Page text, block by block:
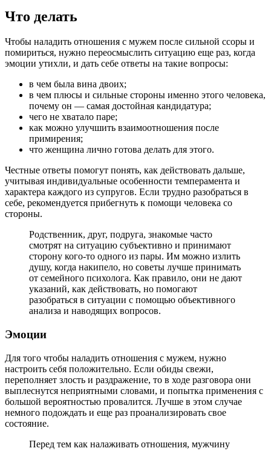
Что делать
Чтобы наладить отношения с мужем после сильной ссоры и
помириться, нужно переосмыслить ситуацию еще раз, когда
эмоции утихли, и дать себе ответы на такие вопросы:
в чем была вина двоих;
в чем плюсы и сильные стороны именно этого человека,
почему он — самая достойная кандидатура;
чего не хватало паре;
как можно улучшить взаимоотношения после
примирения;
что женщина лично готова делать для этого.
Честные ответы помогут понять, как действовать дальше,
учитывая индивидуальные особенности темперамента и
характера каждого из супругов. Если трудно разобраться в
себе, рекомендуется прибегнуть к помощи человека со
стороны.
Родственник, друг, подруга, знакомые часто
смотрят на ситуацию субъективно и принимают
сторону кого-то одного из пары. Им можно излить
душу, когда накипело, но советы лучше принимать
от семейного психолога. Как правило, они не дают
указаний, как действовать, но помогают
разобраться в ситуации с помощью объективного
анализа и наводящих вопросов.
Эмоции
Для того чтобы наладить отношения с мужем, нужно
настроить себя положительно. Если обиды свежи,
переполняет злость и раздражение, то в ходе разговора они
выплеснутся неприятными словами, и попытка применения с
большой вероятностью провалится. Лучше в этом случае
немного подождать и еще раз проанализировать свое
состояние.
Перед тем как налаживать отношения, мужчину